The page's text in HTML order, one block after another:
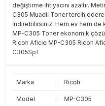
değiştirme ihtiyacını azaltır.
C305 Muadil Toner tercih
indirebilirsiniz. Hem ev hem de
MP-C305 Toner ekonomik
Ricoh Aficio MP-C305 Ricoh
C305Spf
Marka : Ricoh
Model : MP-C305